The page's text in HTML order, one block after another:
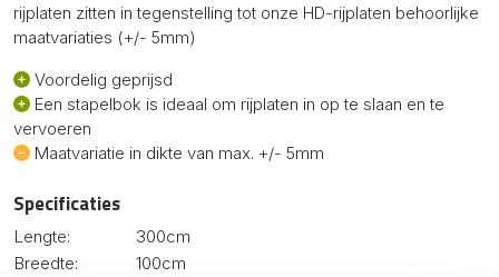
rijplaten zitten in tegenstelling tot onze HD-rijplaten behoorlijke
maatvariaties (+/- 5mm)
Voordelig geprijsd
Een stapelbok is ideaal om rijplaten in op te slaan en te
vervoeren
Maatvariatie in dikte van max. +/- 5mm
Specificaties
Lengte:
300cm
Breedte:
100cm